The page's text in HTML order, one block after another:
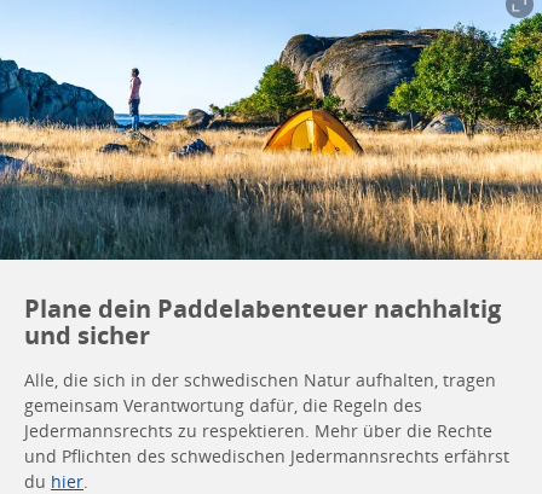
Plane dein Paddelabenteuer nachhaltig
und sicher
Alle, die sich in der schwedischen Natur aufhalten, tragen
gemeinsam Verantwortung dafür, die Regeln des
Jedermannsrechts zu respektieren. Mehr über die Rechte
und Pflichten des schwedischen Jedermannsrechts erfährst
du hier.